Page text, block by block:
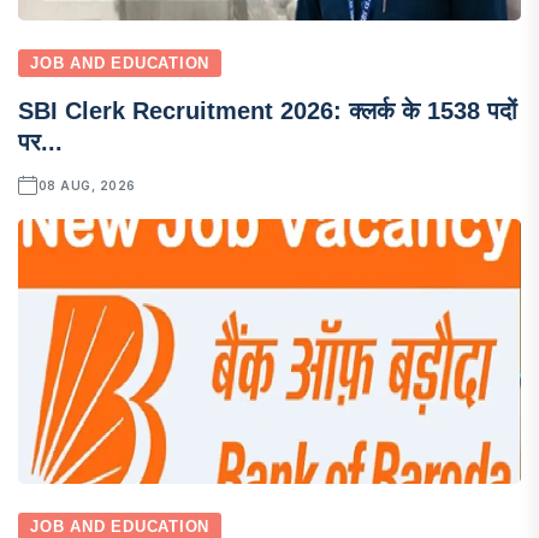
JOB AND EDUCATION
SBI Clerk Recruitment 2026: क्लर्क के 1538 पदों
पर...
08 AUG, 2026
JOB AND EDUCATION